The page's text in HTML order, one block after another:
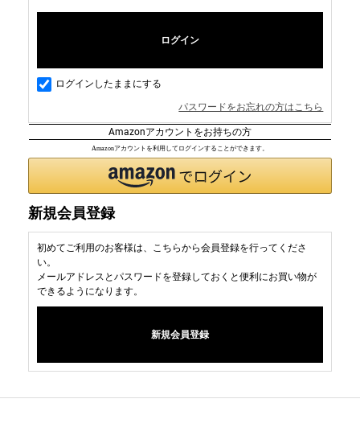
ログインしたままにする
パスワードをお忘れの方はこちら
Amazonアカウントをお持ちの方
Amazonアカウントを利用してログインすることができます。
新規会員登録
初めてご利用のお客様は、こちらから会員登録を行ってくださ
い。
メールアドレスとパスワードを登録しておくと便利にお買い物が
できるようになります。